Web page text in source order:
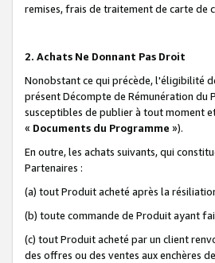
remises, frais de traitement de carte de
2. Achats Ne Donnant Pas Droit
Nonobstant ce qui précède, l'éligibilité
présent Décompte de Rémunération
susceptibles de publier à tout moment
« Documents du Programme »).
En outre, les achats suivants, qui
Partenaires :
(a) tout Produit acheté après la
(b) toute commande de Produit ayant
(c) tout Produit acheté par un client
des offres ou des ventes aux enchères